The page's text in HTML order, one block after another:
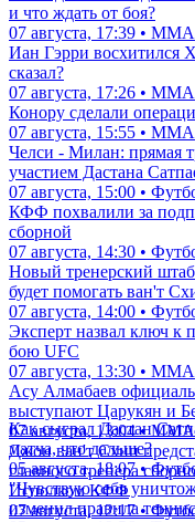
и что ждать от боя?
07 августа, 17:39 • ММА
Иан Гэрри восхитился
сказал?
07 августа, 17:26 • ММА
Конору сделали
07 августа, 15:55 • ММА
Челси - Милан: прямая
участием Дастана
07 августа, 15:00 •
КФФ похвалили за
сборной
07 августа, 14:30 •
Новый тренерский
будет помогать ван'т
07 августа, 14:00 •
Эксперт назвал ключ к
бою UFC
07 августа, 13:30 • ММА
Асу Алмабаев
выступают Царукян и
07 августа, 13:04 • ММА
Джон ван'т Схип
главного тренера
Исполком КФФ
07 августа, 12:17 •
Как сыграл Дастан
матча, что дальше?
05 августа, 18:07 •
"Чувствую себя
изменил правила